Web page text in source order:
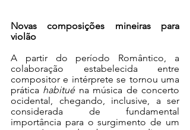
Novas composições mineiras para
violão
A partir do período Romântico, a
colaboração estabelecida entre
compositor e intérprete se tornou uma
prática habitué na música de concerto
ocidental, chegando, inclusive, a ser
considerada de fundamental
importância para o surgimento de um